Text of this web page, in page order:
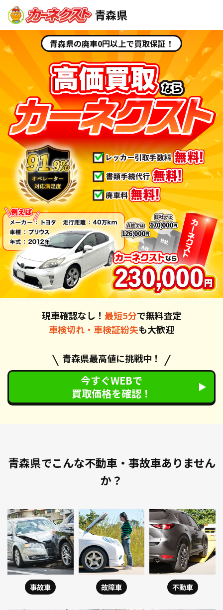
青森県
青森県の廃車0円以上で買取保証！
現車確認なし！ 最短5分で無料査定
車検切れ・車検証紛失も大歓迎
青森県最高値に挑戦中！
今すぐWEBで
買取価格を確認！
青森県でこんな不動車・事故車ありません
か？
事故車 故障車 不動車